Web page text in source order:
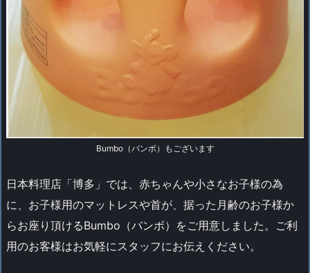
Bumbo（バンボ）もございます
日本料理店「博多」では、赤ちゃんや小さなお子様の為
に、お子様用のマットレスや首が、据った月齢のお子様か
らお座り頂けるBumbo（バンボ）をご用意しました。ご利
用のお客様はお気軽にスタッフにお伝えください。